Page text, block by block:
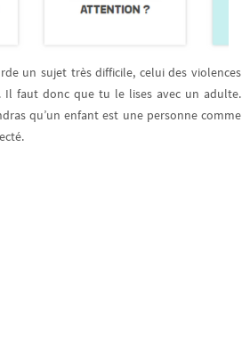
un sujet très difficile, celui des violences
Il faut donc que tu le lises avec un adulte.
qu’un enfant est une personne comme